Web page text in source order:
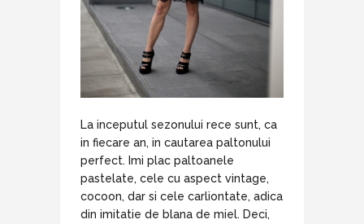
La inceputul sezonului rece sunt, ca
in fiecare an, in cautarea paltonului
perfect. Imi plac paltoanele
pastelate, cele cu aspect vintage,
cocoon, dar si cele carliontate, adica
din imitatie de blana de miel. Deci,